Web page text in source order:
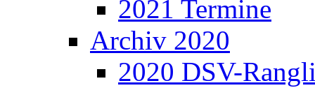
2021 Termine
Archiv 2020
2020 DSV-